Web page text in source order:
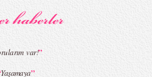
var!”
Yaşamaya”